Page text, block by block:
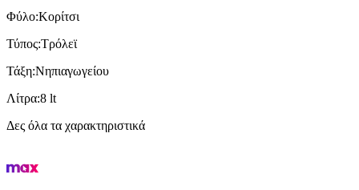
Φύλο:Κορίτσι
Τύπος:Τρόλεϊ
Τάξη:Νηπιαγωγείου
Λίτρα:8 lt
Δες όλα τα χαρακτηριστικά